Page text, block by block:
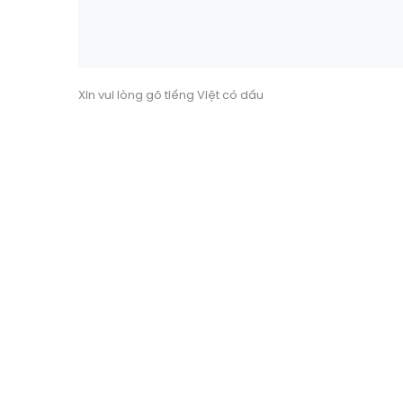
Xin vui lòng gõ tiếng Việt có dấu